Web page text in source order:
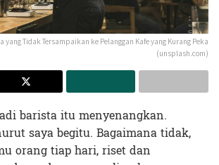
yang Tidak Tersampaikan ke Pelanggan Kafe yang Kurang Peka
(unsplash.com)
barista itu menyenangkan.
saya begitu. Bagaimana tidak,
orang tiap hari, riset dan